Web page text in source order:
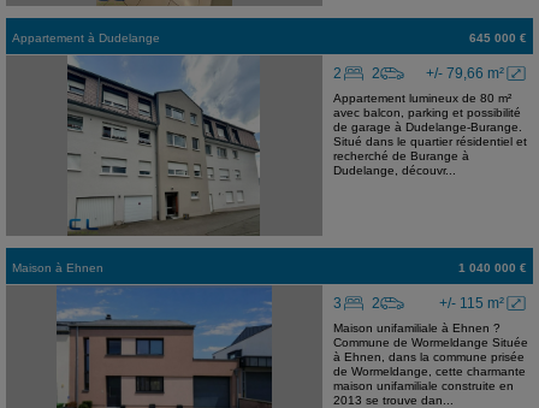
Appartement à Dudelange 645 000 €
+/- 79,66 m²
2 2
Appartement lumineux de 80 m²
avec balcon, parking et possibilité
de garage à Dudelange-Burange.
Situé dans le quartier résidentiel et
recherché de Burange à
Dudelange, découvr...
Maison à Ehnen 1 040 000 €
+/- 115 m²
3 2
Maison unifamiliale à Ehnen ?
Commune de Wormeldange Située
à Ehnen, dans la commune prisée
de Wormeldange, cette charmante
maison unifamiliale construite en
2013 se trouve dan...